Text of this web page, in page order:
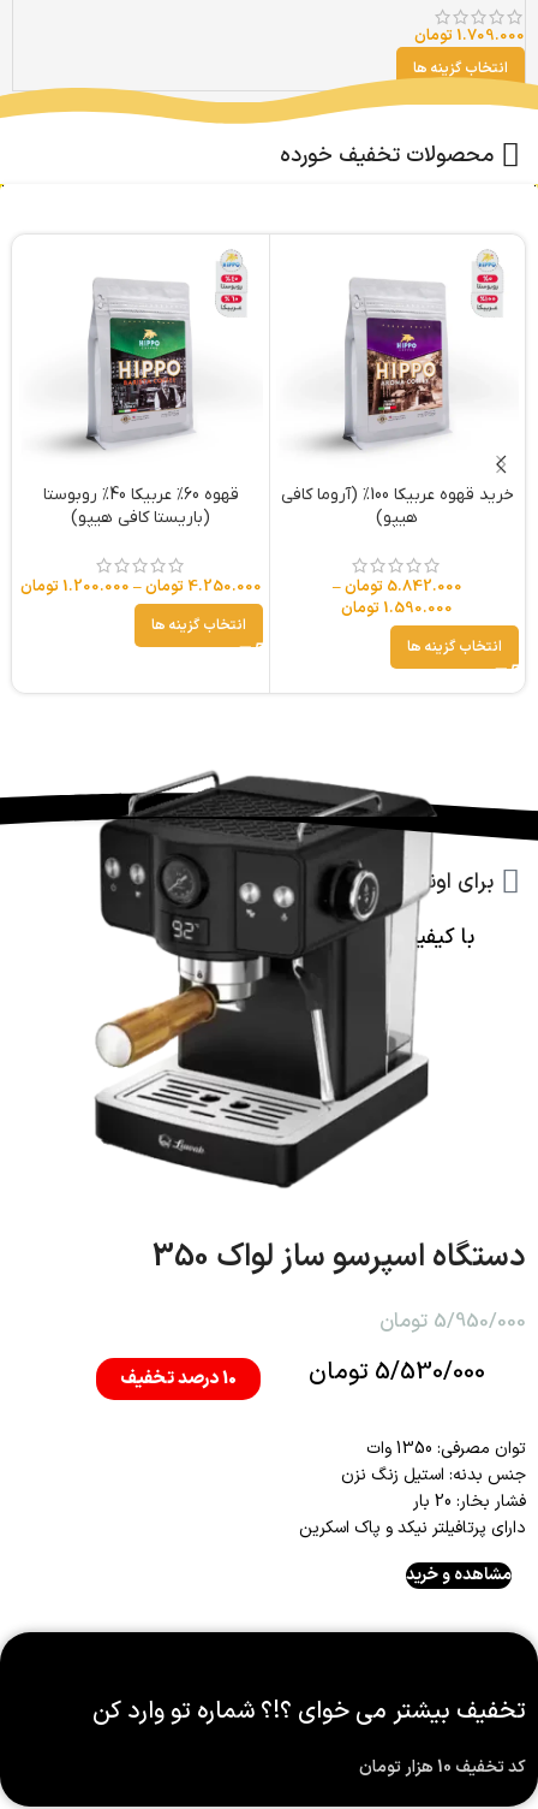
1.709.000 تومان
انتخاب گزینه ها
محصولات تخفیف خورده
خرید قهوه عربیکا 100% (آروما کافی
هیپو)
5.842.000 تومان–
1.590.000 تومان
انتخاب گزینه ها
قهوه 60% عربیکا 40% روبوستا
(باریستا کافی هیپو)
4.250.000 تومان–
1.200.000 تومان
انتخاب گزینه ها
برای اونهایی که دنبال اسپرسوساز
با کیفیت،
همه چی تمام هستند.
دستگاه اسپرسو ساز لواک 350
5/950/000 تومان
5/530/000 تومان 10 درصد تخفیف
توان مصرفی: 1350 وات
جنس بدنه: استیل زنگ نزن
فشار بخار: 20 بار
دارای پرتافیلتر نیکد و پاک اسکرین
مشاهده و خرید
تخفیف بیشتر می خوای ؟!؟ شماره تو وارد کن
کد تخفیف 10 هزار تومان